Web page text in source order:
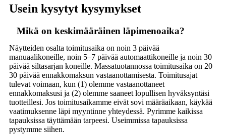
Usein kysytyt kysymykset
Mikä on keskimääräinen läpimenoaika?
Näytteiden osalta toimitusaika on noin 3 päivää
manuaalikoneille, noin 5–7 päivää automaattikoneille ja noin 30
päivää siltasarjan koneille. Massatuotannossa toimitusaika on 20–
30 päivää ennakkomaksun vastaanottamisesta. Toimitusajat
tulevat voimaan, kun (1) olemme vastaanottaneet
ennakkomaksusi ja (2) olemme saaneet lopullisen hyväksyntäsi
tuotteillesi. Jos toimitusaikamme eivät sovi määräaikaan, käykää
vaatimuksenne läpi myyntinne yhteydessä. Pyrimme kaikissa
tapauksissa täyttämään tarpeesi. Useimmissa tapauksissa
pystymme siihen.